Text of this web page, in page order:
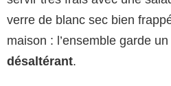
verre de blanc sec bien
maison : l’ensemble garde
désaltérant.